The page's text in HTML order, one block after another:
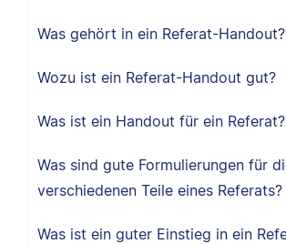
Was gehört in ein Referat-Handout?
Wozu ist ein Referat-Handout gut?
Was ist ein Handout für ein Referat?
Was sind gute Formulierungen für
verschiedenen Teile eines Referats?
Was ist ein guter Einstieg in ein